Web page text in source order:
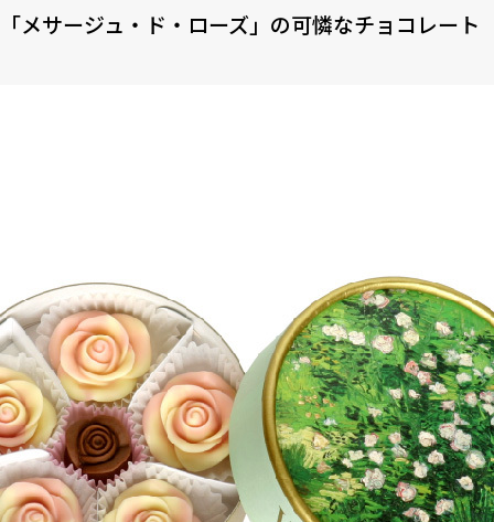
「メサージュ・ド・ローズ」の可憐なチョコレート